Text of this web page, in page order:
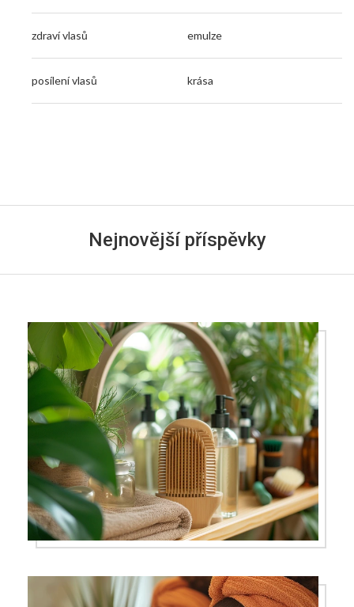
zdraví vlasů emulze
posílení vlasů krása
Nejnovější příspěvky